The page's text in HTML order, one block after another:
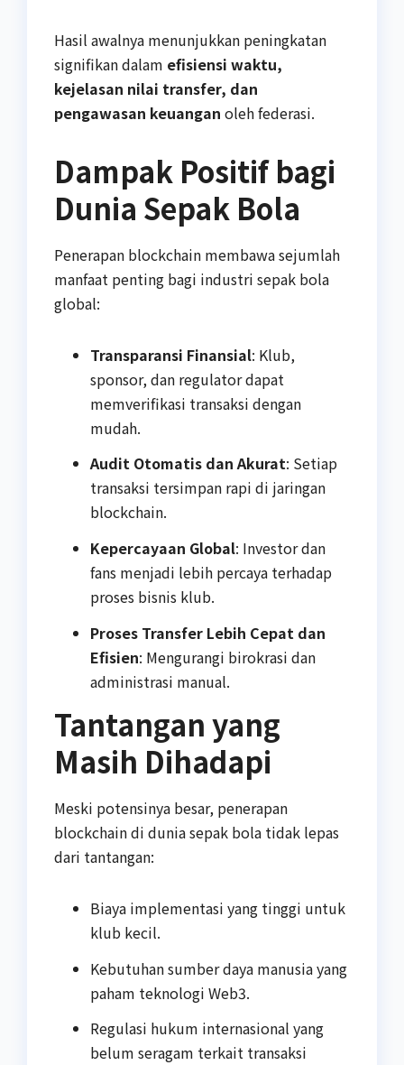
Hasil awalnya menunjukkan peningkatan
signifikan dalam efisiensi waktu,
kejelasan nilai transfer, dan
pengawasan keuangan oleh federasi.
Dampak Positif bagi
Dunia Sepak Bola
Penerapan blockchain membawa sejumlah
manfaat penting bagi industri sepak bola
global:
Transparansi Finansial: Klub,
sponsor, dan regulator dapat
memverifikasi transaksi dengan
mudah.
Audit Otomatis dan Akurat: Setiap
transaksi tersimpan rapi di jaringan
blockchain.
Kepercayaan Global: Investor dan
fans menjadi lebih percaya terhadap
proses bisnis klub.
Proses Transfer Lebih Cepat dan
Efisien: Mengurangi birokrasi dan
administrasi manual.
Tantangan yang
Masih Dihadapi
Meski potensinya besar, penerapan
blockchain di dunia sepak bola tidak lepas
dari tantangan:
Biaya implementasi yang tinggi untuk
klub kecil.
Kebutuhan sumber daya manusia yang
paham teknologi Web3.
Regulasi hukum internasional yang
belum seragam terkait transaksi